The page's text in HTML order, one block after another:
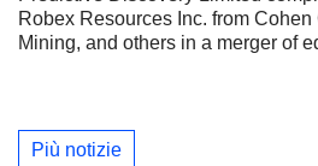
Robex Resources Inc. from
Mining, and others in a merger of
Più notizie